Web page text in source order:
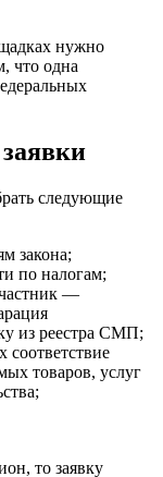
нужно
что одна
следующие
закона;
по налогам;
—
из реестра СМП;
товаров, услуг
то заявку